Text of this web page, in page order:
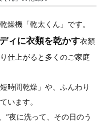
燥機「乾太くん」です。
ィに衣類を乾かす衣類
仕上がると多くのご家庭
時間乾燥」や、ふんわり
います。
“夜に洗って、その日のう